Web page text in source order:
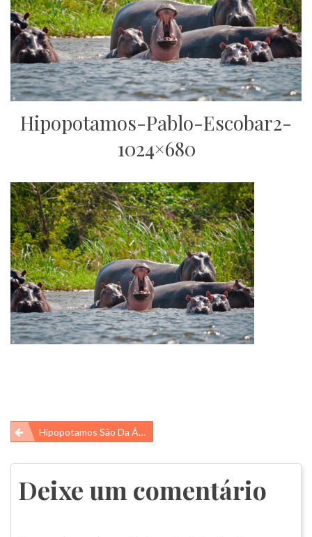
Hipopotamos-Pablo-Escobar2-
1024×680
Navegação
de
Post
Hipopotamos São Da África, Mas Estão Na América Do Sul! O Que Está Acontecendo?
Deixe um comentário